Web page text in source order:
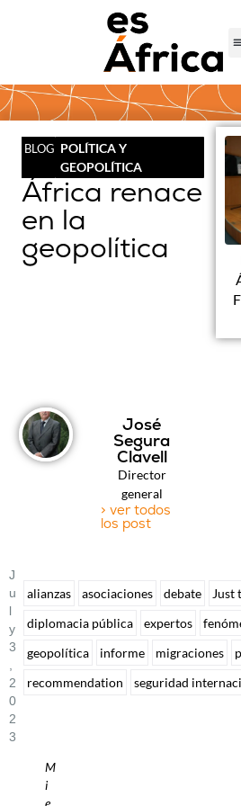
BLOG POLÍTICA Y
GEOPOLÍTICA
África renace
en la
geopolítica
José
Segura
Clavell
Director
general
> ver todos
los post
J
U
L
Y
3
2
0
2
3
M
i
e
alianzas asociaciones debate
Just
diplomacia pública
expertos
geopolítica
informe migraciones
recommendation
seguridad